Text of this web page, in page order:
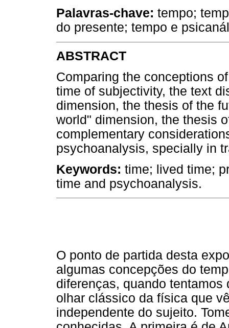
Palavras-chave: tempo;
do presente; tempo e
ABSTRACT
Comparing the conceptions
time of subjectivity, the text
dimension, the thesis of the
world" dimension, the thesis
complementary
psychoanalysis, specially in
Keywords: time; lived time;
time and psychoanalysis.
O ponto de partida desta
algumas concepções do
diferenças, quando
olhar clássico da física que
independente do sujeito.